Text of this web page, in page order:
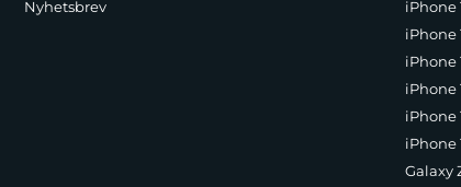
Laddningens enkelhet är en av de största fördelarna med
Denna praktiska lösning säkerställer att din mobil alltid är
Varje detalj av Leading Series-skalet har noggrant
vilket gör användningen av din iPhone 16 Pro Max ännu
Nyhetsbrev
iPhone
iPhone
iPhone
iPhone
iPhone
iPhone
Galaxy